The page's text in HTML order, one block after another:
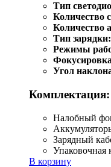
Тип
Количество
Количество
Тип зарядки:
Режимы
Угол
Комплектация:
Налобный
Зарядный
Упаковочная
В корзину